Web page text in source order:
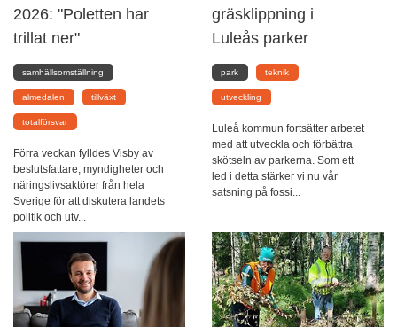
2026: "Poletten har
trillat ner"
samhällsomställning
almedalen tillväxt
totalförsvar
Förra veckan fylldes Visby av
beslutsfattare, myndigheter och
näringslivsaktörer från hela
Sverige för att diskutera landets
politik och utv...
gräsklippning i
Luleås parker
park teknik
utveckling
Luleå kommun fortsätter arbetet
med att utveckla och förbättra
skötseln av parkerna. Som ett
led i detta stärker vi nu vår
satsning på fossi...